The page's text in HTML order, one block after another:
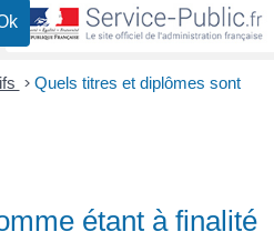
> Quels titres et diplômes sont
étant à finalité